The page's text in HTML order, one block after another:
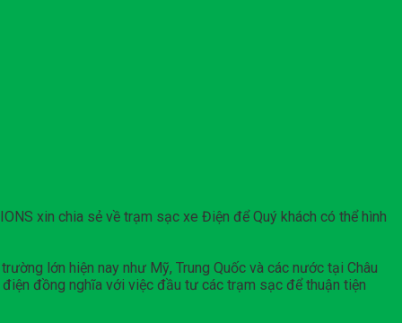
xin chia sẻ về trạm sạc xe Điện để Quý khách có thể hình
lớn hiện nay như Mỹ, Trung Quốc và các nước tại Châu
đồng nghĩa với việc đầu tư các trạm sạc để thuận tiện